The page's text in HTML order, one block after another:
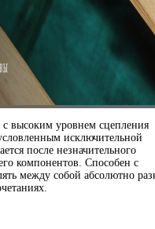
высоким уровнем сцепления
исключительной
после незначительного
компонентов. Способен с
между собой абсолютно